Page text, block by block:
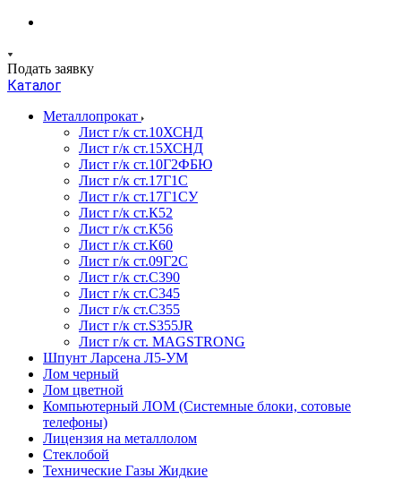
Подать заявку
Каталог
Металлопрокат
Лист г/к ст.10ХСНД
Лист г/к ст.15ХСНД
Лист г/к ст.10Г2ФБЮ
Лист г/к ст.17Г1С
Лист г/к ст.17Г1СУ
Лист г/к ст.К52
Лист г/к ст.К56
Лист г/к ст.К60
Лист г/к ст.09Г2С
Лист г/к ст.C390
Лист г/к ст.C345
Лист г/к ст.C355
Лист г/к ст.S355JR
Лист г/к ст. MAGSTRONG
Шпунт Ларсена Л5-УМ
Лом черный
Лом цветной
Компьютерный ЛОМ (Системные блоки, сотовые
телефоны)
Лицензия на металлолом
Стеклобой
Технические Газы Жидкие